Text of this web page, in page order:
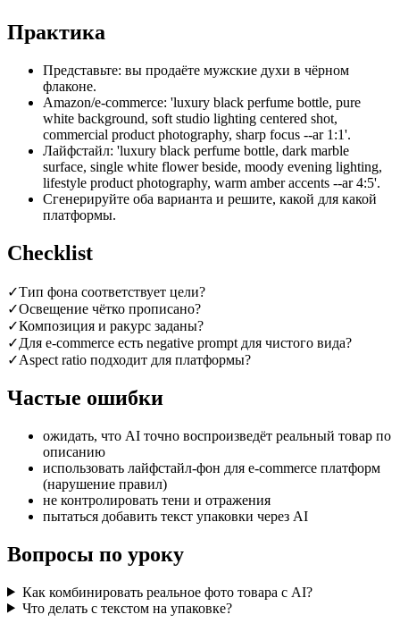
Практика
Представьте: вы продаёте мужские духи в чёрном
флаконе.
Amazon/e-commerce: 'luxury black perfume bottle, pure
white background, soft studio lighting centered shot,
commercial product photography, sharp focus --ar 1:1'.
Лайфстайл: 'luxury black perfume bottle, dark marble
surface, single white flower beside, moody evening lighting,
lifestyle product photography, warm amber accents --ar 4:5'.
Сгенерируйте оба варианта и решите, какой для какой
платформы.
Checklist
✓Тип фона соответствует цели?
✓Освещение чётко прописано?
✓Композиция и ракурс заданы?
✓Для e-commerce есть negative prompt для чистого вида?
✓Aspect ratio подходит для платформы?
Частые ошибки
ожидать, что AI точно воспроизведёт реальный товар по
описанию
использовать лайфстайл-фон для e-commerce платформ
(нарушение правил)
не контролировать тени и отражения
пытаться добавить текст упаковки через AI
Вопросы по уроку
Как комбинировать реальное фото товара с AI?
Что делать с текстом на упаковке?